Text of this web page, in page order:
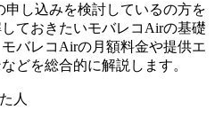
し込みを検討しているの方を
ておきたいモバレコAirの基礎
バレコAirの月額料金や提供エ
どを総合的に解説します。